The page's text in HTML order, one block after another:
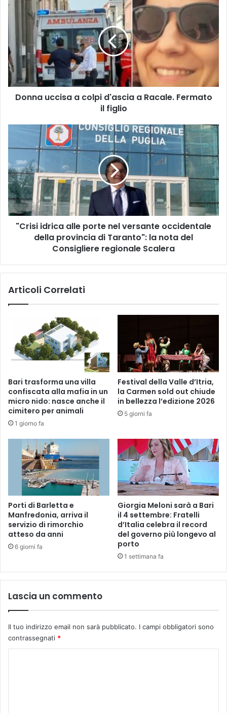
d'ascia
a
Racale.
Fermato
il
figlio
Donna uccisa a colpi d'ascia a Racale. Fermato
il figlio
alle
porte
nel
versante
occidentale
della
provincia
Taranto":
del
regionale
"Crisi idrica alle porte nel versante occidentale
della provincia di Taranto": la nota del
Consigliere regionale Scalera
Articoli Correlati
Bari trasforma una villa
confiscata alla mafia in un
micro nido: nasce anche il
cimitero per animali
1 giorno fa
Festival della Valle d’Itria,
la Carmen sold out chiude
in bellezza l’edizione 2026
5 giorni fa
Porti di Barletta e
Manfredonia, arriva il
servizio di rimorchio
atteso da anni
6 giorni fa
Giorgia Meloni sarà a Bari
il 4 settembre: Fratelli
d’Italia celebra il record
del governo più longevo al
porto
1 settimana fa
Lascia un commento
Il tuo indirizzo email non sarà pubblicato. I campi obbligatori sono
contrassegnati *